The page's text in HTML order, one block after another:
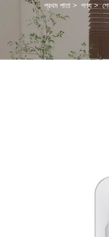
প্রথম পাতা > পণ্য>